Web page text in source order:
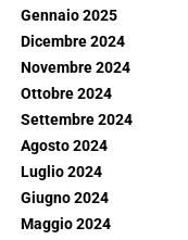
Gennaio 2025
Dicembre 2024
Novembre 2024
Ottobre 2024
Settembre 2024
Agosto 2024
Luglio 2024
Giugno 2024
Maggio 2024